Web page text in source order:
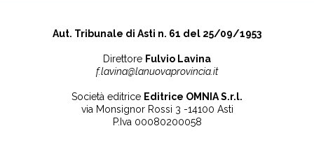
Aut. Tribunale di Asti n. 61 del 25/09/1953
Direttore Fulvio Lavina
f.lavina@lanuovaprovincia.it
Società editrice Editrice OMNIA S.r.l.
via Monsignor Rossi 3 -14100 Asti
P.Iva 00080200058